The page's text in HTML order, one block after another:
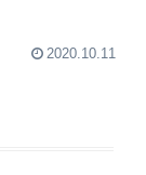
2020.10.11